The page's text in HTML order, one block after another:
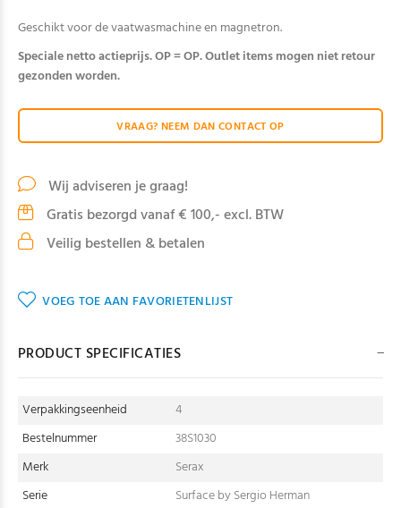
Geschikt voor de vaatwasmachine en magnetron.
Speciale netto actieprijs. OP = OP. Outlet items mogen niet retour
gezonden worden.
VRAAG? NEEM DAN CONTACT OP
Wij adviseren je graag!
Gratis bezorgd vanaf € 100,- excl. BTW
Veilig bestellen & betalen
VOEG TOE AAN FAVORIETENLIJST
PRODUCT SPECIFICATIES
Verpakkingseenheid
4
Bestelnummer
38S1030
Merk
Serax
Serie
Surface by Sergio Herman